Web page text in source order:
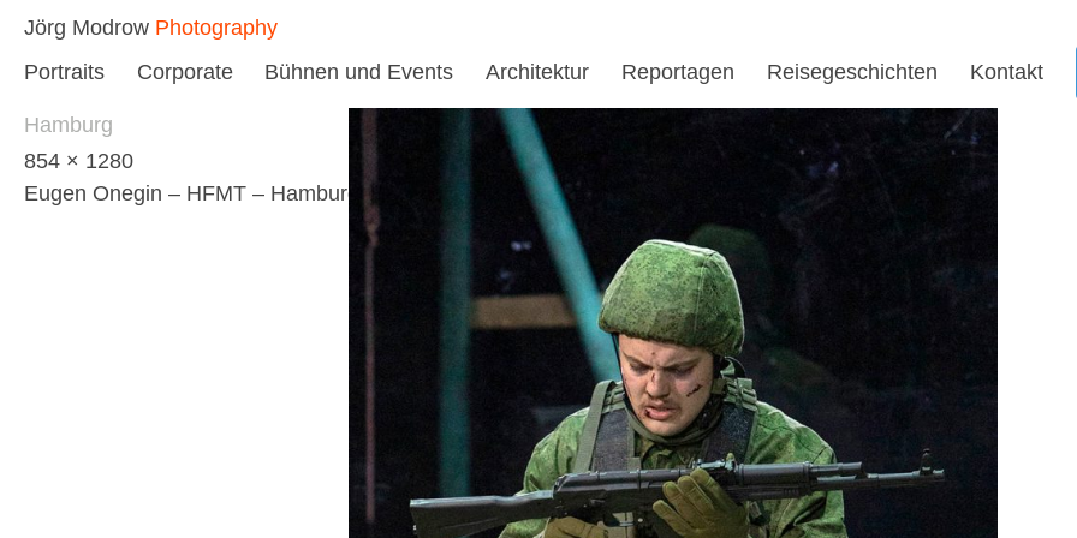
Jörg Modrow Photography
Portraits Corporate Bühnen und Events Architektur Reportagen Reisegeschichten Kontakt
Hamburg
854 × 1280
Eugen Onegin – HFMT – Hamburg